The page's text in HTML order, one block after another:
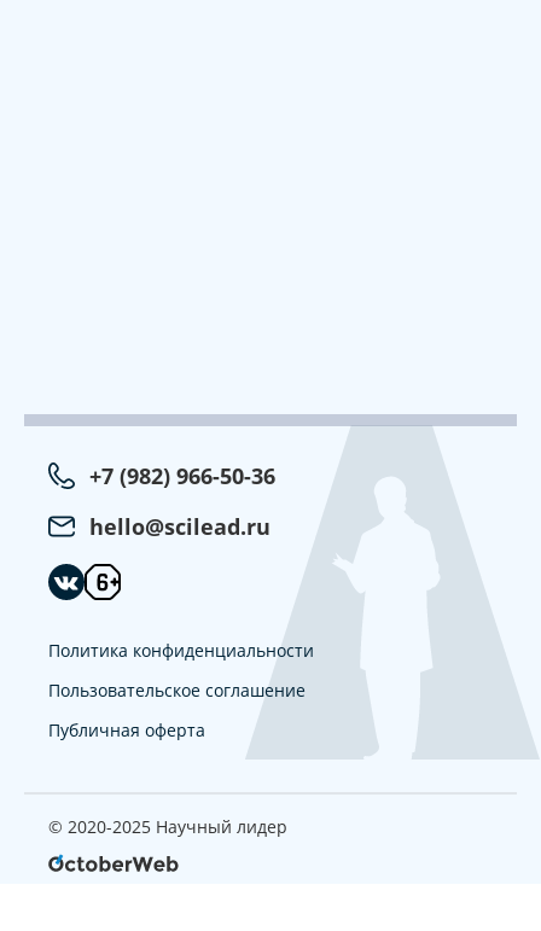
+7 (982) 966-50-36
hello@scilead.ru
Политика конфиденциальности
Пользовательское соглашение
Публичная оферта
© 2020-2025 Научный лидер